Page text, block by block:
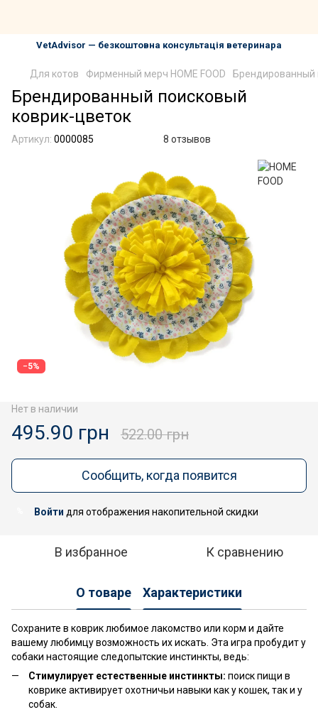
VetAdvisor — безкоштовна консультація ветеринара
Для котов Фирменный мерч HOME FOOD Брендированный
Брендированный поисковый
коврик-цветок
Артикул: 0000085 8 отзывов
−5%
Нет в наличии
495.90 грн 522.00 грн
Сообщить, когда появится
Войти для отображения накопительной скидки
В избранное К сравнению
О товаре Характеристики
Сохраните в коврик любимое лакомство или корм и дайте
вашему любимцу возможность их искать. Эта игра пробудит у
собаки настоящие следопытские инстинкты, ведь:
Стимулирует естественные инстинкты: поиск пищи в
коврике активирует охотничьи навыки как у кошек, так и у
собак.